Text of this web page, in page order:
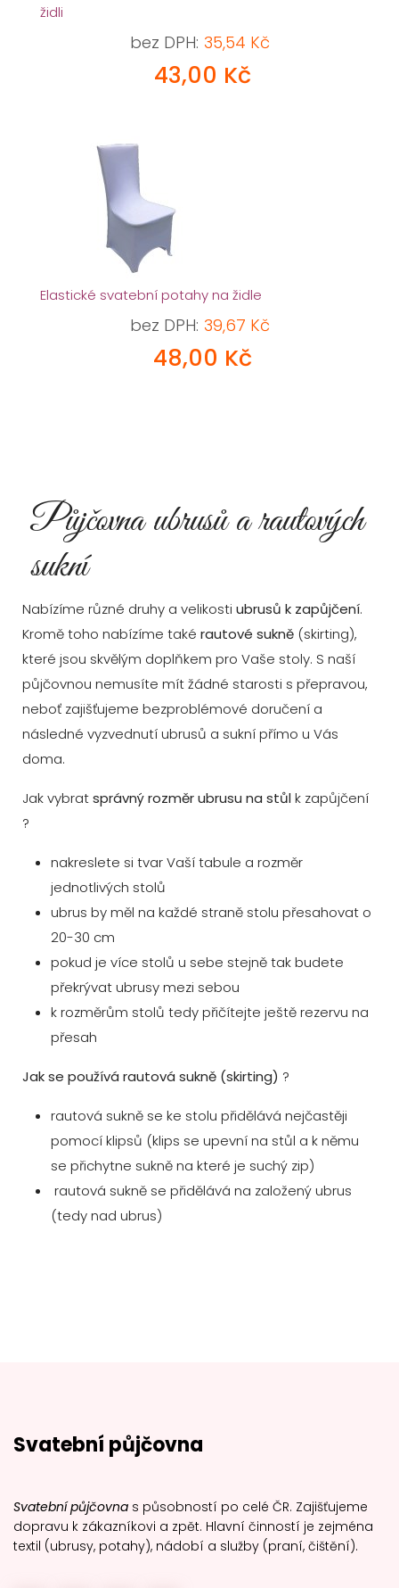
židli
bez DPH: 35,54 Kč
43,00 Kč
Elastické svatební potahy na židle
bez DPH: 39,67 Kč
48,00 Kč
Půjčovna ubrusů a rautových
sukní
Nabízíme různé druhy a velikosti ubrusů k zapůjčení.
Kromě toho nabízíme také rautové sukně (skirting),
které jsou skvělým doplňkem pro Vaše stoly. S naší
půjčovnou nemusíte mít žádné starosti s přepravou,
neboť zajišťujeme bezproblémové doručení a
následné vyzvednutí ubrusů a sukní přímo u Vás
doma.
Jak vybratsprávný rozměr ubrusu na stůlk zapůjčení
?
nakreslete si tvar Vaší tabule a rozměr
jednotlivých stolů
ubrus by měl na každé straně stolu přesahovat o
20-30 cm
pokud je více stolů u sebe stejně tak budete
překrývat ubrusy mezi sebou
k rozměrům stolů tedy přičítejte ještě rezervu na
přesah
Jak se používá rautová sukně (skirting) ?
rautová sukně se ke stolu přidělává nejčastěji
pomocí klipsů (klips se upevní na stůl a k němu
se přichytne sukně na které je suchý zip)
rautová sukně se přidělává na založený ubrus
(tedy nad ubrus)
Svatební půjčovna
Svatební půjčovna s působností po celé ČR. Zajišťujeme
dopravu k zákazníkovi a zpět. Hlavní činností je zejména
textil (ubrusy, potahy), nádobí a služby (praní, čištění).